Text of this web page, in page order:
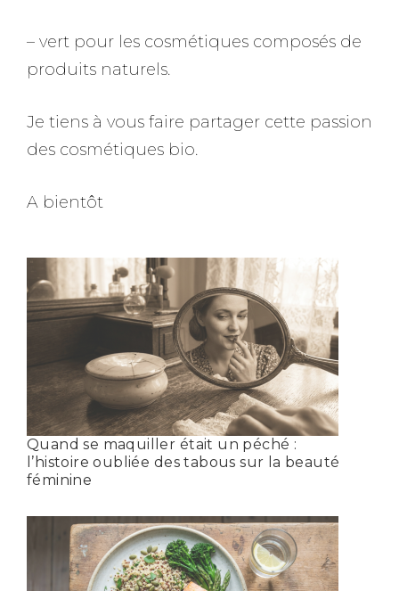
– vert pour les cosmétiques composés de
produits naturels.
Je tiens à vous faire partager cette passion
des cosmétiques bio.
A bientôt
Quand se maquiller était un péché :
l’histoire oubliée des tabous sur la beauté
féminine